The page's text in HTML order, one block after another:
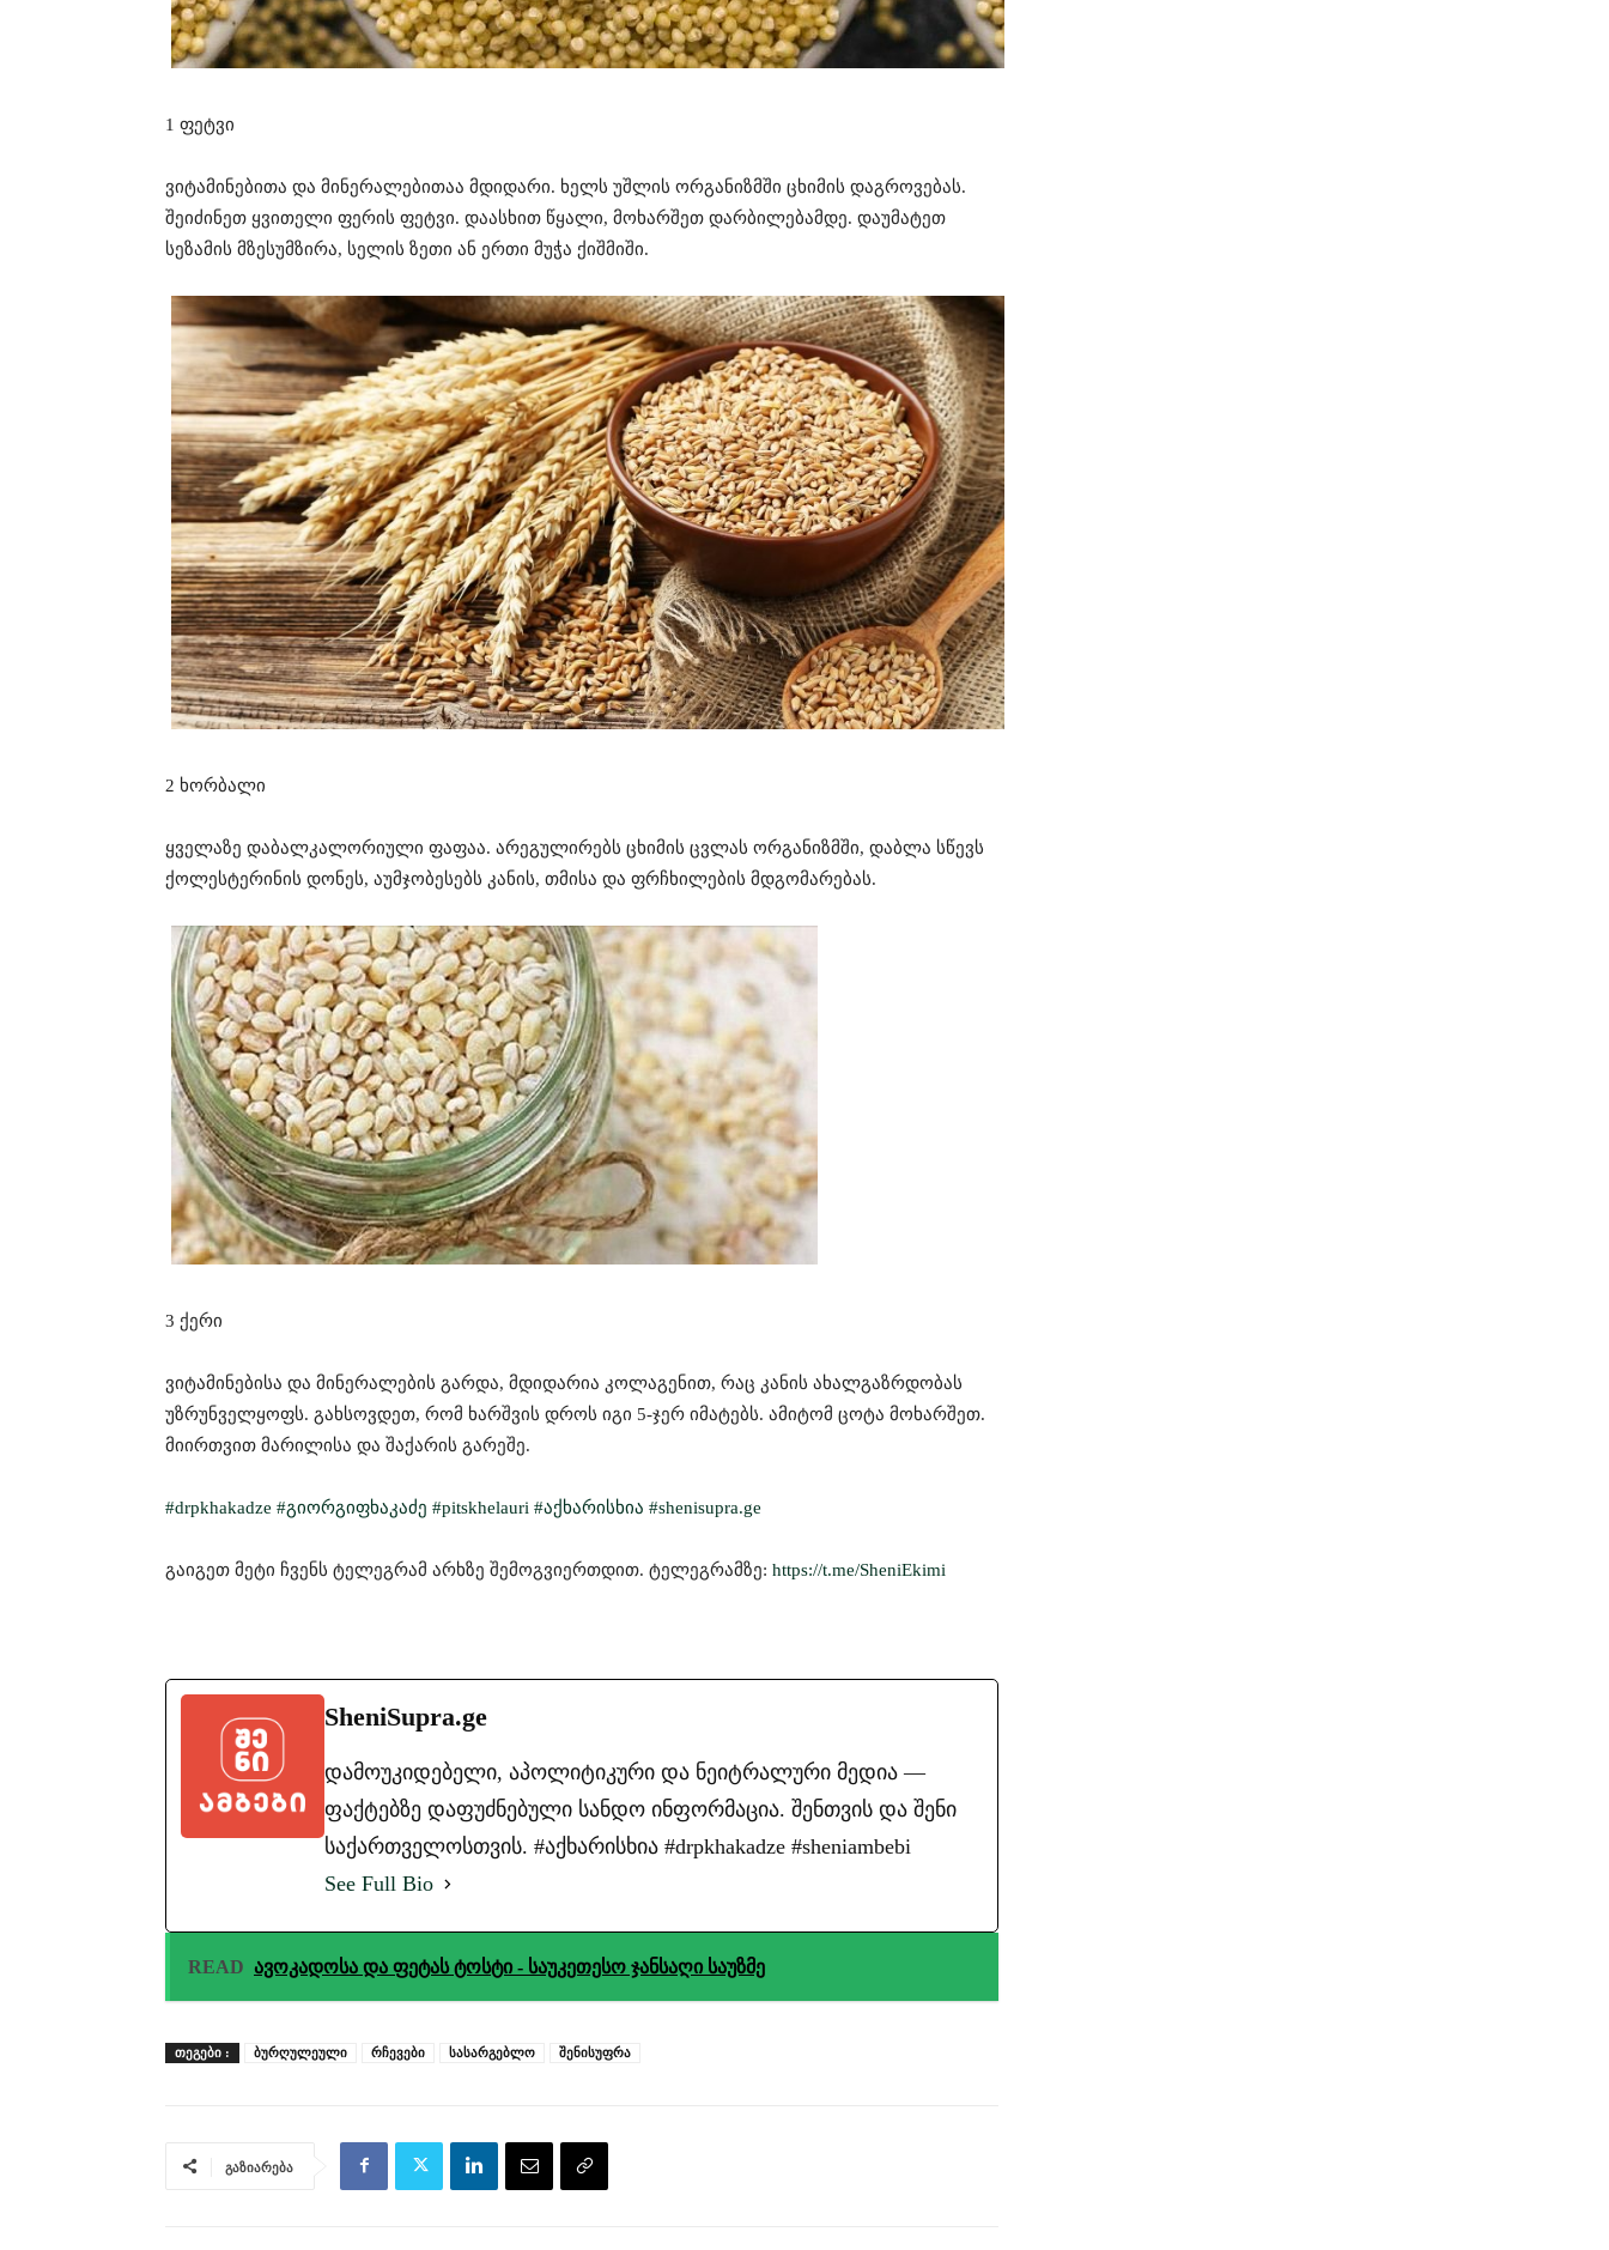
1 ფეტვი
ვიტამინებითა და მინერალებითაა მდიდარი. ხელს უშლის ორგანიზმში ცხიმის დაგროვებას.
შეიძინეთ ყვითელი ფერის ფეტვი. დაასხით წყალი, მოხარშეთ დარბილებამდე. დაუმატეთ
სეზამის მზესუმზირა, სელის ზეთი ან ერთი მუჭა ქიშმიში.
2 ხორბალი
ყველაზე დაბალკალორიული ფაფაა. არეგულირებს ცხიმის ცვლას ორგანიზმში, დაბლა სწევს
ქოლესტერინის დონეს, აუმჯობესებს კანის, თმისა და ფრჩხილების მდგომარებას.
3 ქერი
ვიტამინებისა და მინერალების გარდა, მდიდარია კოლაგენით, რაც კანის ახალგაზრდობას
უზრუნველყოფს. გახსოვდეთ, რომ ხარშვის დროს იგი 5-ჯერ იმატებს. ამიტომ ცოტა მოხარშეთ.
მიირთვით მარილისა და შაქარის გარეშე.
#drpkhakadze #გიორგიფხაკაძე #pitskhelauri #აქხარისხია #shenisupra.ge
გაიგეთ მეტი ჩვენს ტელეგრამ არხზე შემოგვიერთდით. ტელეგრამზე: https://t.me/SheniEkimi
SheniSupra.ge
დამოუკიდებელი, აპოლიტიკური და ნეიტრალური მედია —
ფაქტებზე დაფუძნებული სანდო ინფორმაცია. შენთვის და შენი
საქართველოსთვის. #აქხარისხია #drpkhakadze #sheniambebi
See Full Bio
READ ავოკადოსა და ფეტას ტოსტი - საუკეთესო ჯანსაღი საუზმე
ᲗᲔᲒᲔᲑᲘ : ბურღულეული რჩევები სასარგებლო შენისუფრა
გაზიარება